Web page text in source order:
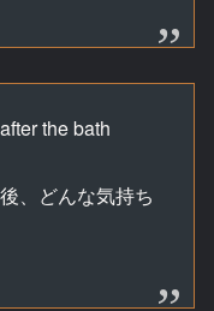
the bath
、どんな気持ち